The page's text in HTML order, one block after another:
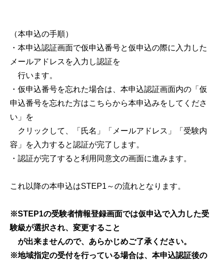
（本申込の手順）
・本申込認証画面で仮申込番号と仮申込の際に入力した
メールアドレスを入力し認証を
行います。
・仮申込番号を忘れた場合は、本申込認証画面内の「仮
申込番号を忘れた方はこちらから本申込みをしてくださ
い」を
クリックして、「氏名」「メールアドレス」「受験内
容」を入力すると認証が完了します。
・認証が完了すると利用同意文の画面に進みます。
これ以降の本申込はSTEP1～の流れとなります。
※STEP1の受験者情報登録画面では仮申込で入力した受
験級が選択され、変更すること
が出来ませんので、あらかじめご了承ください。
※地域指定の受付を行っている場合は、本申込認証後の